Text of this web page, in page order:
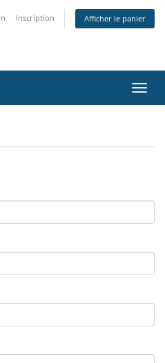
Inscription Afficher le panier
la